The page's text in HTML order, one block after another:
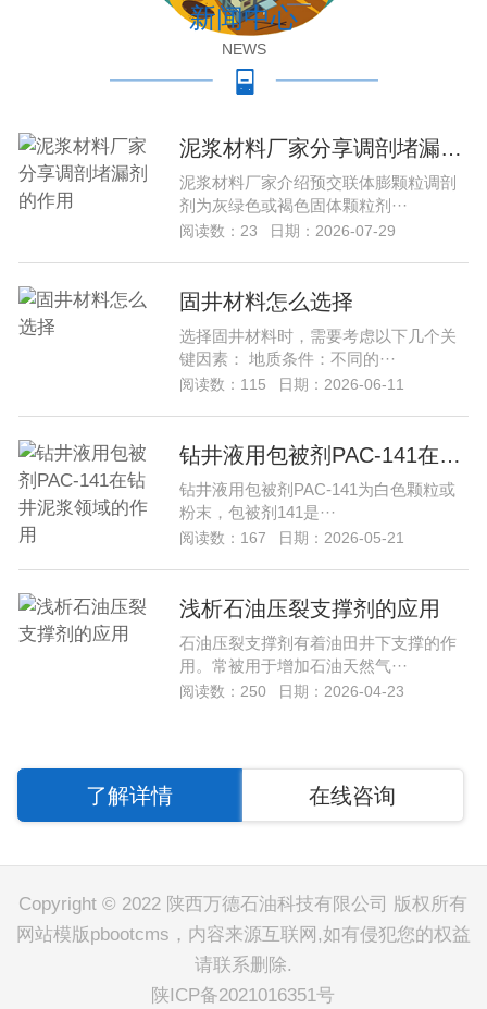
新闻中心
NEWS
泥浆材料厂家分享调剖堵漏剂的作用
泥浆材料厂家介绍预交联体膨颗粒调剖
剂为灰绿色或褐色固体颗粒剂···
阅读数：23 日期：2026-07-29
固井材料怎么选择
选择固井材料时，需要考虑以下几个关
键因素： 地质条件：不同的···
阅读数：115 日期：2026-06-11
钻井液用包被剂PAC-141在钻井泥浆领域的作用
钻井液用包被剂PAC-141为白色颗粒或
粉末，包被剂141是···
阅读数：167 日期：2026-05-21
浅析石油压裂支撑剂的应用
石油压裂支撑剂有着油田井下支撑的作
用。常被用于增加石油天然气···
阅读数：250 日期：2026-04-23
了解详情 在线咨询
Copyright © 2022 陕西万德石油科技有限公司 版权所有
网站模版pbootcms，内容来源互联网,如有侵犯您的权益
请联系删除.
陕ICP备2021016351号